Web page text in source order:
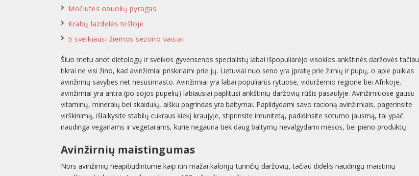
Močiutės obuolių pyragas
Krabų lazdelės tešloje
5 sveikiausi žiemos sezono vaisiai
Šiuo metu anot dietologų ir sveikos gyvensenos specialistų labai išpopuliarėjo visokios ankštinės daržovės tačiau
tikrai ne visi žino, kad avinžirniai priskiriami prie jų. Lietuviai nuo seno yra įpratę prie žirnių ir pupų, o apie puikias
avinžirnių savybes net nesusimasto. Avinžirniai yra labai populiarūs rytuose, viduržemio regione bei Afrikoje,
avinžirniai yra antra (po sojos pupelių) labiausiai paplitusi ankštinių daržovių rūšis pasaulyje. Avinžirniuose gausu
vitaminų, mineralų bei skaidulų, aišku pagrindas yra baltymai. Papildydami savo racioną avinžirniais, pagerinsite
virškinimą, išlaikysite stabilų cukraus kiekį kraujyje, stiprinsite imunitetą, padidinsite sotumo jausmą, tai ypač
naudinga veganams ir vegetarams, kurie negauna tiek daug baltymų nevalgydami mėsos, bei pieno produktų.
Avinžirnių maistingumas
Nors avinžirnių neapibūdintume kaip itin mažai kalorijų turinčių daržovių, tačiau didelis naudingų maistinių